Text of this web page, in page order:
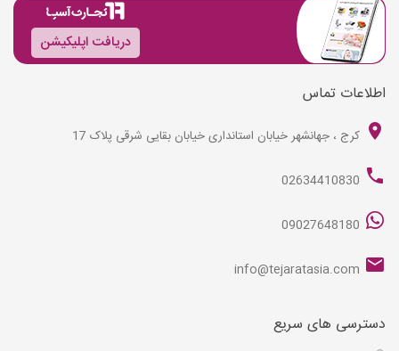
دریافت اپلیکیشن
اطلاعات تماس
کرج ، جهانشهر خیابان استانداری خیابان بقایی شرقی پلاک 17
02634410830
09027648180
info@tejaratasia.com
دسترسی های سریع